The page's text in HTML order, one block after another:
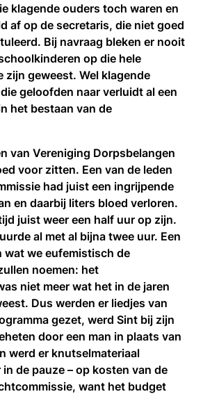
klagende ouders toch waren en
af op de secretaris, die niet goed
Bij navraag bleken er nooit
op die hele
zijn geweest. Wel klagende
geloofden naar verluidt al een
het bestaan van de
van Vereniging Dorpsbelangen
voor zitten. Een van de leden
had juist een ingrijpende
en daarbij liters bloed verloren.
juist weer een half uur op zijn.
al met al bijna twee uur. Een
wat we eufemistisch de
noemen: het
niet meer wat het in de jaren
Dus werden er liedjes van
gezet, werd Sint bij zijn
door een man in plaats van
werd er knutselmateriaal
de pauze – op kosten van de
want het budget